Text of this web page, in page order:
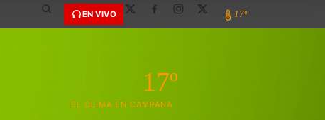
EN VIVO 17º
17º
EL CLIMA EN CAMPANA